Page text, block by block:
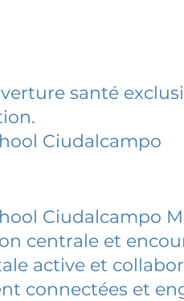
santé
Ciudalcampo
Ciudalcampo
centrale et
active et
connectées et